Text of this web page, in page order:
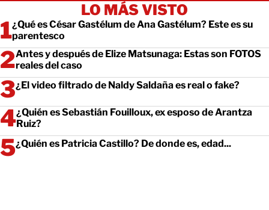
LO MÁS VISTO
¿Qué es César Gastélum de Ana Gastélum? Este es su
parentesco
Antes y después de Elize Matsunaga: Estas son FOTOS
reales del caso
¿El video filtrado de Naldy Saldaña es real o fake?
¿Quién es Sebastián Fouilloux, ex esposo de Arantza
Ruiz?
¿Quién es Patricia Castillo? De donde es, edad...